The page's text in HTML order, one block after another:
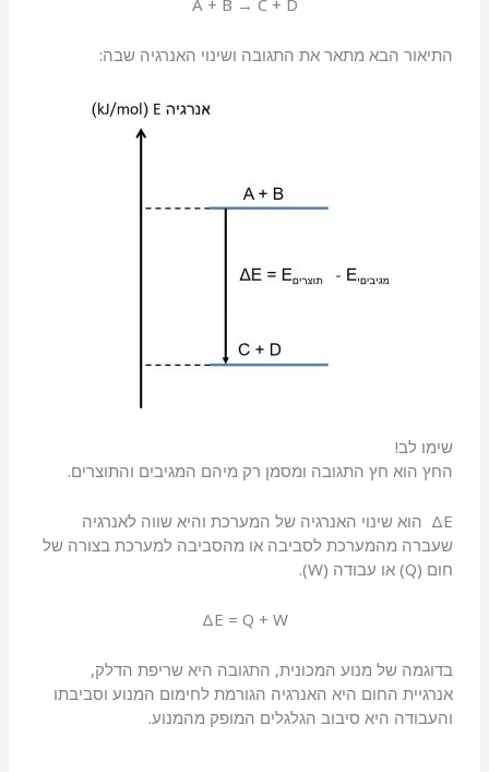
A + B → C + D
התיאור הבא מתאר את התגובה ושינוי האנרגיה שבה:
שימו לב!
החץ הוא חץ התגובה ומסמן רק מיהם המגיבים והתוצרים.
ΔE הוא שינוי האנרגיה של המערכת והיא שווה לאנרגיה
שעברה מהמערכת לסביבה או מהסביבה למערכת בצורה של
חום (Q) או עבודה (W).
ΔE = Q + W
בדוגמה של מנוע המכונית, התגובה היא שריפת הדלק,
אנרגיית החום היא האנרגיה הגורמת לחימום המנוע וסביבתו
והעבודה היא סיבוב הגלגלים המופק מהמנוע.